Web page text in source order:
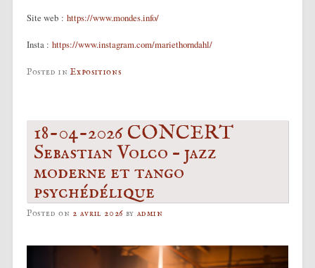
Site web : https://www.mondes.info/
Insta : https://www.instagram.com/mariethorndahl/
Posted inExpositions
18-04-2026 CONCERT
Sebastian Volco – jazz
moderne et tango
psychédélique
Posted on 2 avril 2026 by admin